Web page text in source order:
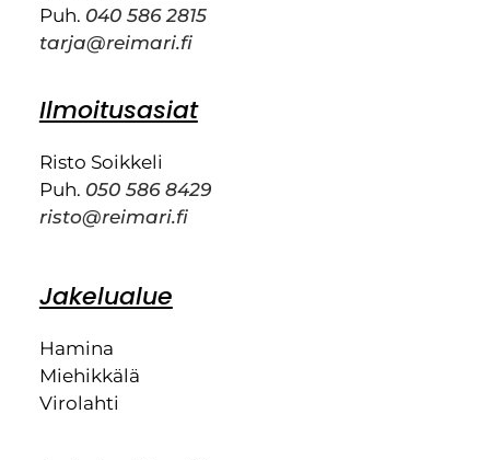
Puh. 040 586 2815
tarja@reimari.fi
Ilmoitusasiat
Risto Soikkeli
Puh. 050 586 8429
risto@reimari.fi
Jakelualue
Hamina
Miehikkälä
Virolahti